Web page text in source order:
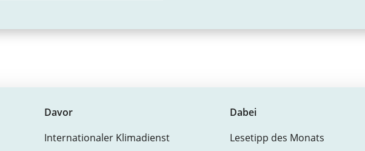
Davor
Internationaler Klimadienst
Dabei
Lesetipp des Monats